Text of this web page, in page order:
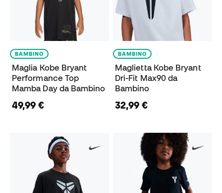
BAMBINO
Maglia Kobe Bryant
Performance Top
Mamba Day da Bambino
49,99 €
BAMBINO
Maglietta Kobe Bryant
Dri-Fit Max90 da
Bambino
32,99 €